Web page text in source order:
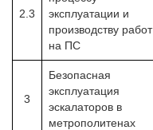
2.3
эксплуатации и
производству работ
на ПС
3
Безопасная
эксплуатация
эскалаторов в
метрополитенах